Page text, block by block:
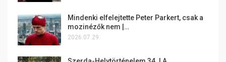
Mindenki elfelejtette Peter Parkert, csak a
mozinézők nem |…
2026.07.29.